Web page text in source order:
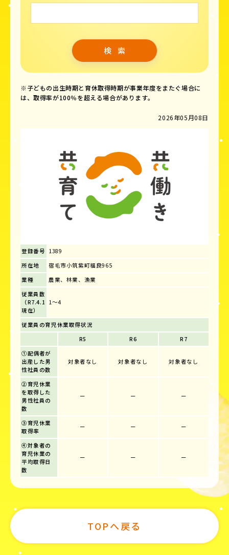
※子どもの出生時期と育休取得時期が事業年度をまたぐ場合に
は、取得率が100％を超える場合があります。
2026年05月08日
登録番号 1389
所在地
宿毛市小筑紫町福良965
業種
農業、林業、漁業
従業員数
（R7.4.1
現在）
1～4
従業員の育児休業取得状況
R5
R6
R7
①配偶者が
出産した男
性社員の数
対象者なし 対象者なし 対象者なし
②育児休業
を取得した
男性社員の
数
ー ー ー
③育児休業
取得率
ー ー ー
④対象者の
育児休業の
平均取得日
数
ー ー ー
TOPへ戻る